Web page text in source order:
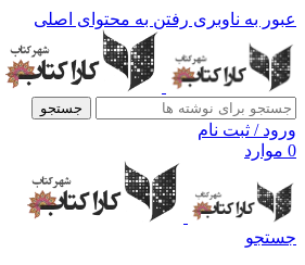
عبور به ناوبری رفتن به محتوای اصلی
جستجو
ورود / ثبت نام
0 موارد
جستجو